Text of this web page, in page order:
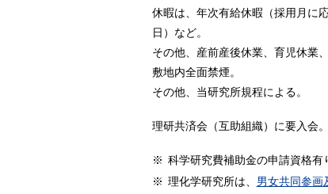
休暇は、年次有給休暇（採用月に
日）など。
その他、産前産後休業、育児休業
敷地内全面禁煙。
その他、当研究所規程による。
理研共済会（互助組織）に要入会。
※ 科学研究費補助金の申請資格有
※ 理化学研究所は、 男女共同参画